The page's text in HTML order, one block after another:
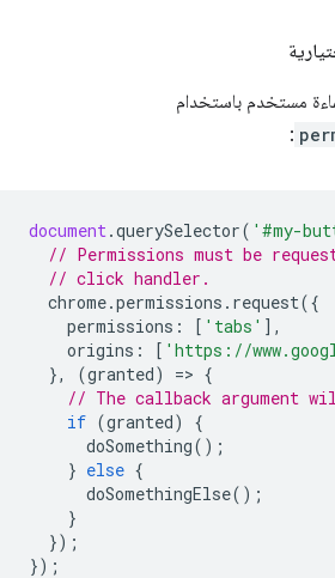
مستخدم باستخدام
:
document.querySelector( '#my-
// Permissions must be
// click handler.
chrome.permissions . request({
permissions : [ 'tabs' ],
origins : [ 'https://
},
(granted) => {
// The callback argument
if (granted)
{
doSomething();
} else {
doSomethingElse();
}
});
});